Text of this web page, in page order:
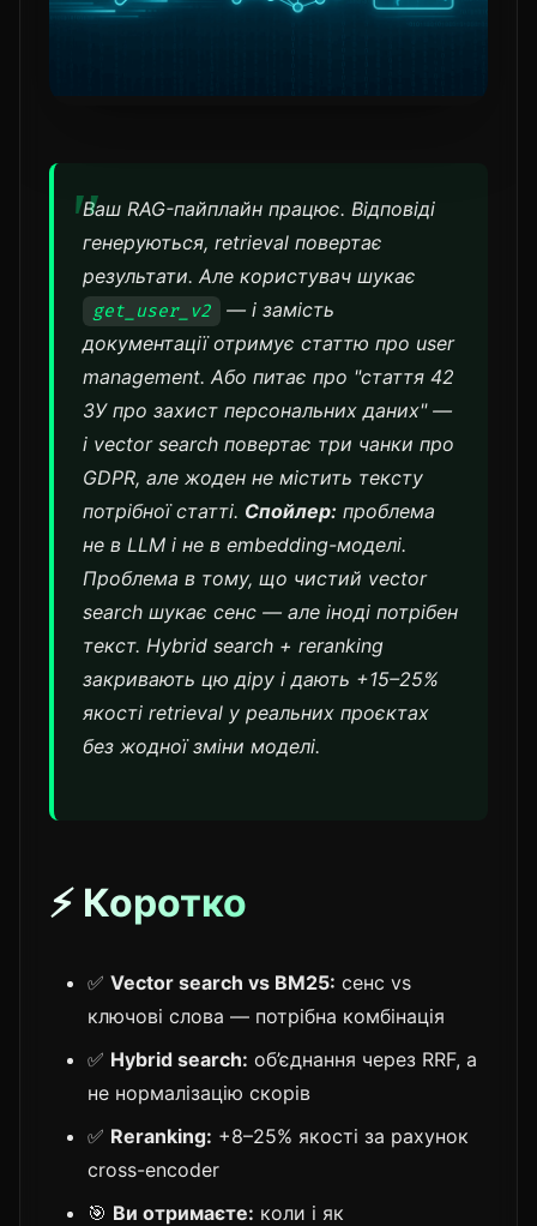
Ваш RAG-пайплайн працює. Відповіді
генеруються, retrieval повертає
результати. Але користувач шукає
get_user_v2
— і замість
документації отримує статтю про user
management. Або питає про "стаття 42
ЗУ про захист персональних даних" —
і vector search повертає три чанки про
GDPR, але жоден не містить тексту
потрібної статті. Спойлер: проблема
не в LLM і не в embedding-моделі.
Проблема в тому, що чистий vector
search шукає сенс — але іноді потрібен
текст. Hybrid search + reranking
закривають цю діру і дають +15–25%
якості retrieval у реальних проєктах
без жодної зміни моделі.
⚡ Коротко
✅ Vector search vs BM25: сенс vs
ключові слова — потрібна комбінація
✅ Hybrid search: об’єднання через RRF, а
не нормалізацію скорів
✅ Reranking: +8–25% якості за рахунок
cross-encoder
🎯 Ви отримаєте: коли і як